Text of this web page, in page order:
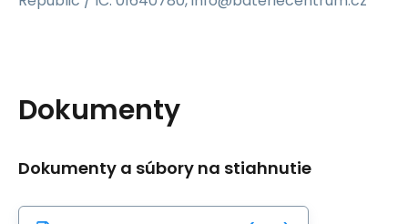
Dokumenty
Dokumenty a súbory na stiahnutie